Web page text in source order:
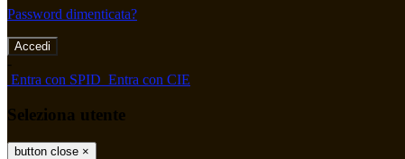
Password dimenticata?
-
Entra con SPID Entra con CIE
Seleziona utente
button close ×